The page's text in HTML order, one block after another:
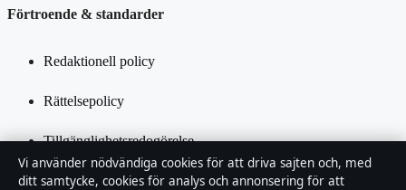
Förtroende & standarder
Redaktionell policy
Rättelsepolicy
Tillgänglighetsredogörelse
Integritetspolicy
Vi använder nödvändiga cookies för att driva sajten och, med
ditt samtycke, cookies för analys och annonsering för att